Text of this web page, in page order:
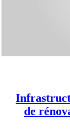
de